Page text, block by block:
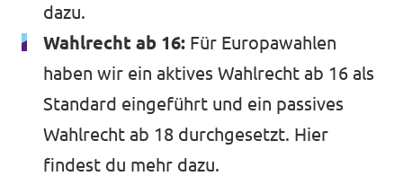
dazu.
Wahlrecht ab 16: Für Europawahlen
haben wir ein aktives Wahlrecht ab 16 als
Standard eingeführt und ein passives
Wahlrecht ab 18 durchgesetzt. Hier
findest du mehr dazu.